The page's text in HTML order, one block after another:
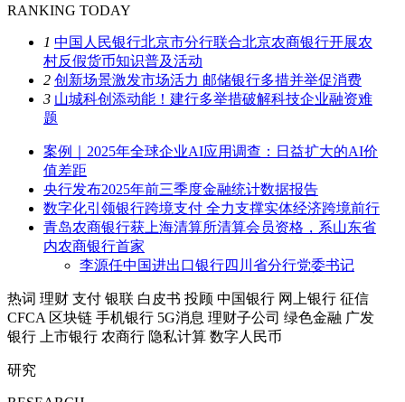
RANKING TODAY
1 中国人民银行北京市分行联合北京农商银行开展农
村反假货币知识普及活动
2 创新场景激发市场活力 邮储银行多措并举促消费
3 山城科创添动能！建行多举措破解科技企业融资难
题
案例｜2025年全球企业AI应用调查：日益扩大的AI价
值差距
央行发布2025年前三季度金融统计数据报告
数字化引领银行跨境支付 全力支撑实体经济跨境前行
青岛农商银行获上海清算所清算会员资格，系山东省
内农商银行首家
李源任中国进出口银行四川省分行党委书记
热词 理财 支付 银联 白皮书 投顾 中国银行 网上银行 征信
CFCA 区块链 手机银行 5G消息 理财子公司 绿色金融 广发
银行
上市银行 农商行 隐私计算 数字人民币
研究